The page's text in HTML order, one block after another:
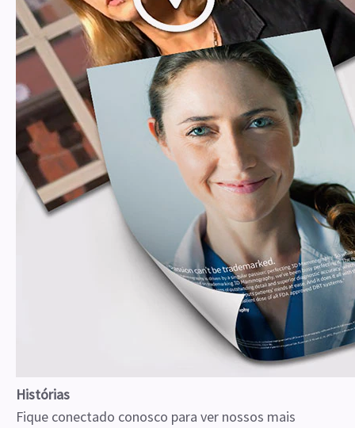
Histórias
Fique conectado conosco para ver nossos mais